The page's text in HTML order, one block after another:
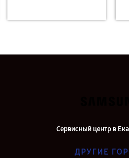
Сервисный центр в
ДРУГИЕ